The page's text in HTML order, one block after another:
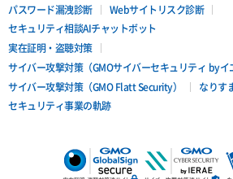
パスワード漏洩診断
Webサイトリスク診断
セキュリティ相談AIチャットボット
実在証明・盗聴対策
サイバー攻撃対策（GMOサイバーセキュリティ byイ
サイバー攻撃対策（GMO Flatt Security）
なりす
セキュリティ事業の軌跡